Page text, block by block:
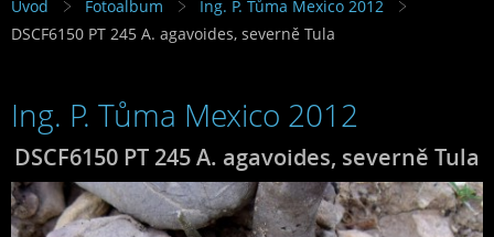
Úvod Fotoalbum
Ing. P. Tůma Mexico 2012
DSCF6150 PT 245 A. agavoides, severně Tula
Ing. P. Tůma Mexico 2012
DSCF6150 PT 245 A. agavoides, severně Tula